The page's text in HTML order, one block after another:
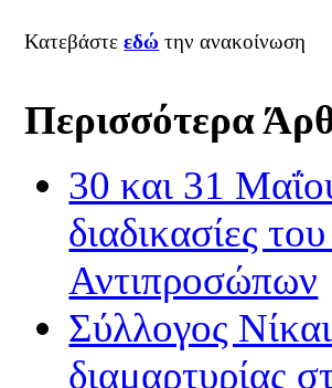
Κατεβάστεεδώ την ανακοίνωση
Περισσότερα
30 και 31
διαδικασίες
Αντιπροσώπων
Σύλλογος
διαμαρτυρίας